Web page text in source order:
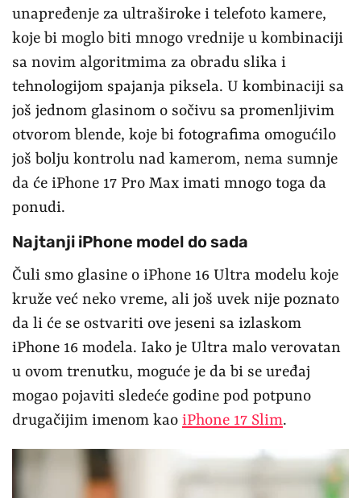
unapređenje za ultraširoke i telefoto kamere,
koje bi moglo biti mnogo vrednije u kombinaciji
sa novim algoritmima za obradu slika i
tehnologijom spajanja piksela. U kombinaciji sa
još jednom glasinom o sočivu sa promenljivim
otvorom blende, koje bi fotografima omogućilo
još bolju kontrolu nad kamerom, nema sumnje
da će iPhone 17 Pro Max imati mnogo toga da
ponudi.
Najtanji iPhone model do sada
Čuli smo glasine o iPhone 16 Ultra modelu koje
kruže već neko vreme, ali još uvek nije poznato
da li će se ostvariti ove jeseni sa izlaskom
iPhone 16 modela. Iako je Ultra malo verovatan
u ovom trenutku, moguće je da bi se uređaj
mogao pojaviti sledeće godine pod potpuno
drugačijim imenom kao iPhone 17 Slim.